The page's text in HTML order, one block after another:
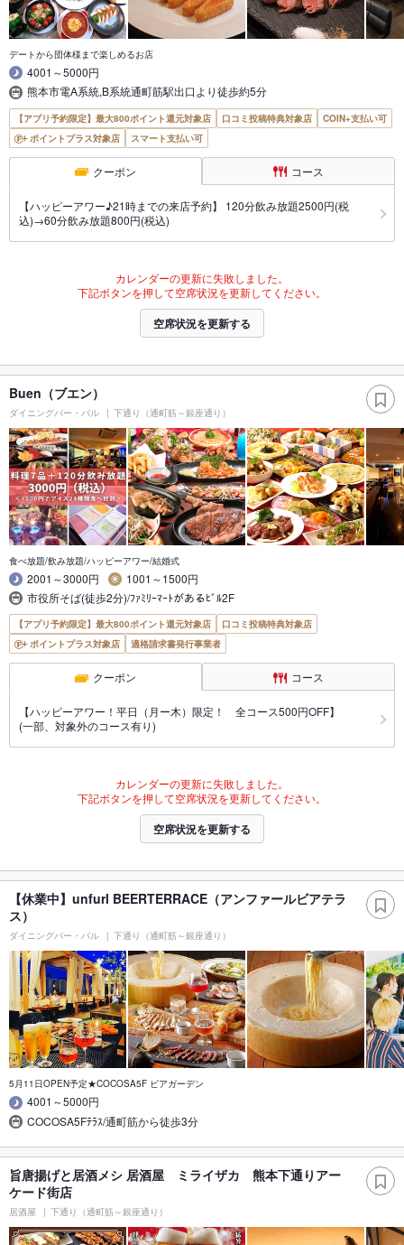
デートから団体様まで楽しめるお店
4001～5000円
熊本市電A系統,B系統通町筋駅出口より徒歩約5分
【アプリ予約限定】最大800ポイント還元対象店 口コミ投稿特典対象店
COIN+支払い可
ポイントプラス対象店
スマート支払い可
クーポン コース
【ハッピーアワー♪21時までの来店予約】 120分飲み放題2500円(税
込)→60分飲み放題800円(税込)
カレンダーの更新に失敗しました。
下記ボタンを押して空席状況を更新してください。
空席状況を更新する
Buen（ブエン）
ダイニングバー・バル 下通り（通町筋～銀座通り）
食べ放題/飲み放題/ハッピーアワー/結婚式
2001～3000円
1001～1500円
市役所そば(徒歩2分)/ﾌｧﾐﾘｰﾏｰﾄがあるﾋﾞﾙ2F
【アプリ予約限定】最大800ポイント還元対象店
口コミ投稿特典対象店
ポイントプラス対象店
適格請求書発行事業者
クーポン コース
【ハッピーアワー！平日（月ー木）限定！ 全コース500円OFF】
(一部、対象外のコース有り)
カレンダーの更新に失敗しました。
下記ボタンを押して空席状況を更新してください。
空席状況を更新する
【休業中】unfurl BEERTERRACE（アンファールビアテラ
ス）
ダイニングバー・バル 下通り（通町筋～銀座通り）
5月11日OPEN予定★COCOSA5F ビアガーデン
4001～5000円
COCOSA5Fﾃﾗｽ/通町筋から徒歩3分
旨唐揚げと居酒メシ 居酒屋 ミライザカ 熊本下通りアー
ケード街店
居酒屋 下通り（通町筋～銀座通り）